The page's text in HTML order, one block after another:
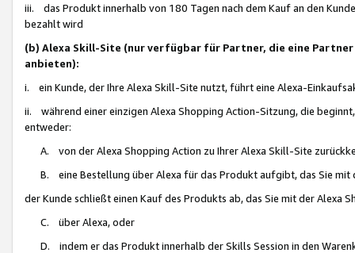
iii. das Produkt innerhalb von 180 Tagen nach dem Kauf an den
bezahlt wird
(b) Alexa Skill-Site (nur verfügbar für Partner, die eine
anbieten):
i. ein Kunde, der Ihre Alexa Skill-Site nutzt, führt eine Alexa-
ii. während einer einzigen Alexa Shopping Action-Sitzung, die
entweder:
A. von der Alexa Shopping Action zu Ihrer Alexa Skill-Site
B. eine Bestellung über Alexa für das Produkt aufgibt, das Sie mit
der Kunde schließt einen Kauf des Produkts ab, das Sie mit der Alexa
C. über Alexa, oder
D. indem er das Produkt innerhalb der Skills Session in den